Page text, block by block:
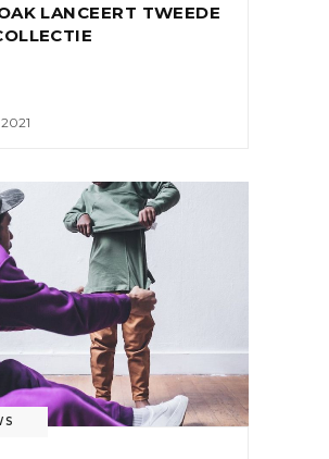
LANCEERT TWEEDE